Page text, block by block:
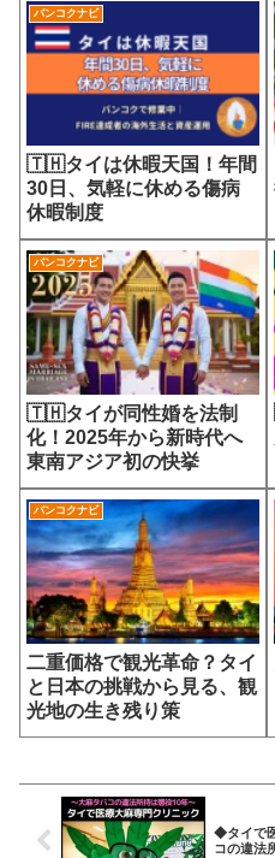
す医療サービスの未来
バンコクナビ
🇹🇭タイは休暇天国！年間
30日、気軽に休める傷病
休暇制度
バンコクナビ
🇹🇭タイが同性婚を法制
化！2025年から新時代へ
東南アジア初の快挙
バンコクナビ
二重価格で観光革命？タイ
と日本の挑戦から見る、観
光地の生き残り策
◆タイで
コの違法